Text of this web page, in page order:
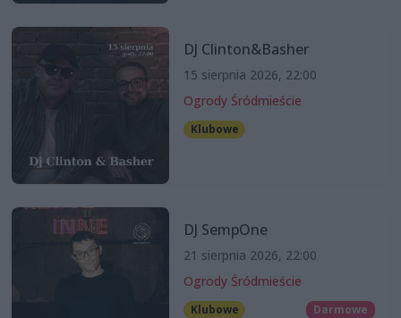
DJ Clinton&Basher
15 sierpnia 2026, 22:00
Ogrody Śródmieście
Klubowe
DJ SempOne
21 sierpnia 2026, 22:00
Ogrody Śródmieście
Klubowe Darmowe